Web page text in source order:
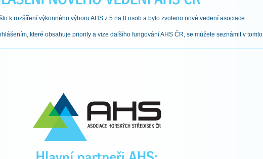
k rozšíření výkonného výboru AHS z 5 na 8 osob a bylo zvoleno nové vedení asociace.
které obsahuje priority a vize dalšího fungování AHS ČR, se můžete seznámit v tomto